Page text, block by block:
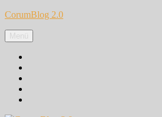
Zum
springen
CorumBlog 2.0
Menü